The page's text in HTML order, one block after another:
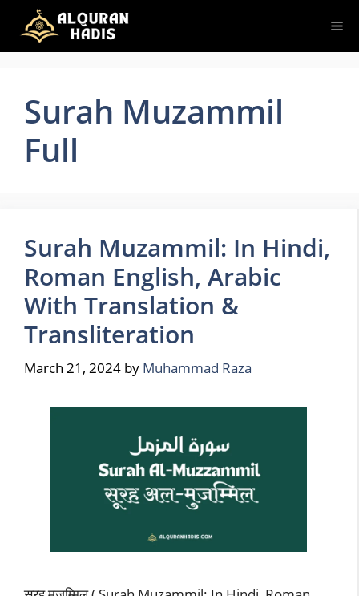
content
Surah Muzammil
Full
Surah Muzammil: In Hindi,
Roman English, Arabic
With Translation &
Transliteration
March 21, 2024 by Muhammad Raza